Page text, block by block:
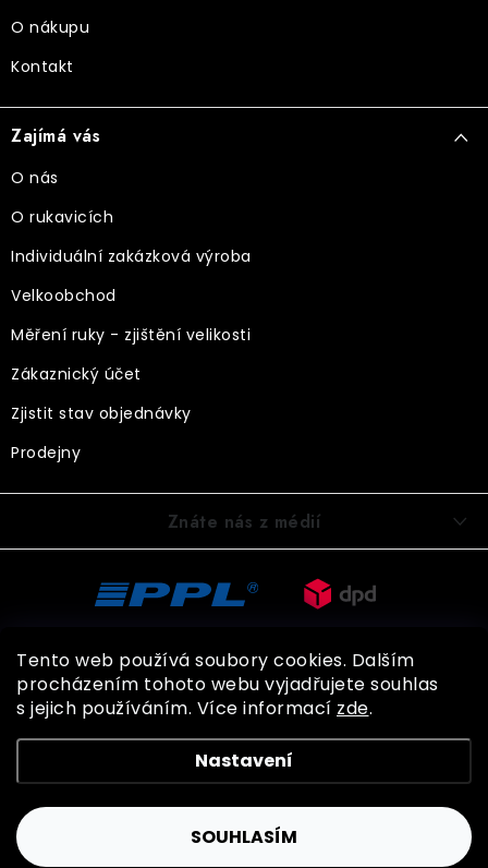
Tento web používá soubory cookies. Dalším
procházením tohoto webu vyjadřujete souhlas
s jejich používáním. Více informací zde.
Nastavení
SOUHLASÍM
O nákupu
Kontakt
Zajímá vás
O nás
O rukavicích
Individuální zakázková výroba
Velkoobchod
Měření ruky - zjištění velikosti
Zákaznický účet
Zjistit stav objednávky
Prodejny
Znáte nás z médií
Shoptet
BOHEMIA GLOVES. Všechna práva vyhrazena.